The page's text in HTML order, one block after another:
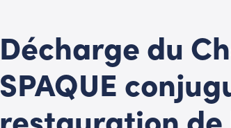
Décharge du
SPAQUE
restauration